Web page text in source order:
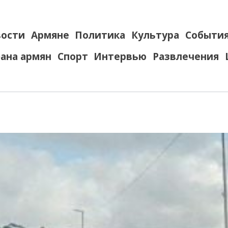
Армяне Политика Культура
армян Спорт Интервью Развлечения